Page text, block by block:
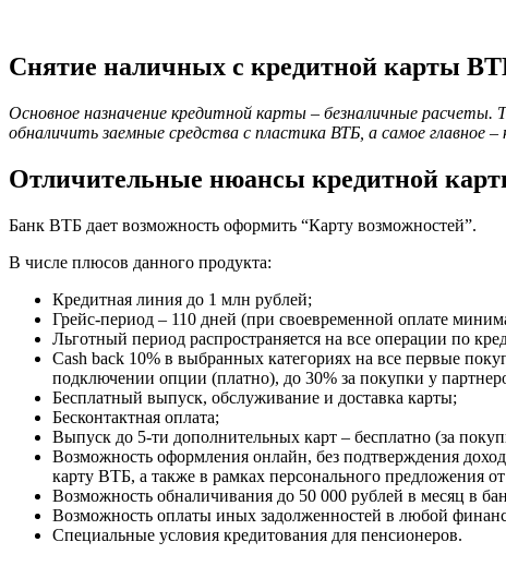
Снятие наличных с кредитной карты
Основное назначение кредитной карты – безналичные
обналичить заемные средства с пластика ВТБ, а самое главное –
Отличительные нюансы кредитной
Банк ВТБ дает возможность оформить “Карту возможностей”.
В числе плюсов данного продукта:
Кредитная линия до 1 млн рублей;
Грейс-период – 110 дней (при своевременной оплате
Льготный период распространяется на все операции по
Cash back 10% в выбранных категориях на все первые
подключении опции (платно), до 30% за покупки у
Бесплатный выпуск, обслуживание и доставка карты;
Бесконтактная оплата;
Выпуск до 5-ти дополнительных карт – бесплатно (за
Возможность оформления онлайн, без подтверждения
карту ВТБ, а также в рамках персонального предложения
Возможность обналичивания до 50 000 рублей в месяц в
Возможность оплаты иных задолженностей в любой
Специальные условия кредитования для пенсионеров.